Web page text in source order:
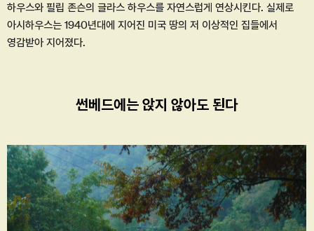
하우스와 필립 존슨의 글라스 하우스를 자연스럽게 연상시킨다. 실제로
아시하우스는 1940년대에 지어진 미국 땅의 저 이상적인 집들에서
영감받아 지어졌다.
썬베드에는 앉지 않아도 된다